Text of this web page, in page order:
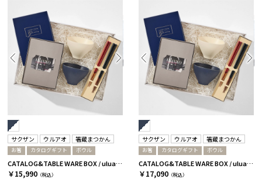
サクザン ウルアオ 箸蔵まつかん
お箸 カタログギフト ボウル
CATALOG&TABLE WARE BOX / uluao / ネイビー&ホワイト / 全5種 バジーリア
￥15,990 （税込）
サクザン ウルアオ 箸蔵まつかん
お箸 カタログギフト ボウル
CATALOG&TABLE WARE BOX / uluao / ネイビー&ホワイト / 全5種 イヴェット
￥17,090 （税込）